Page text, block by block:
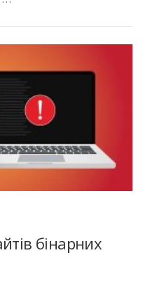
бінарних